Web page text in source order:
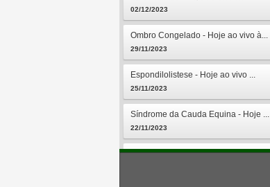
02/12/2023
Ombro Congelado - Hoje ao vivo à...
29/11/2023
Espondilolistese - Hoje ao vivo ...
25/11/2023
Síndrome da Cauda Equina - Hoje ...
22/11/2023
Osteomielites - Hoje ao vivo às ...